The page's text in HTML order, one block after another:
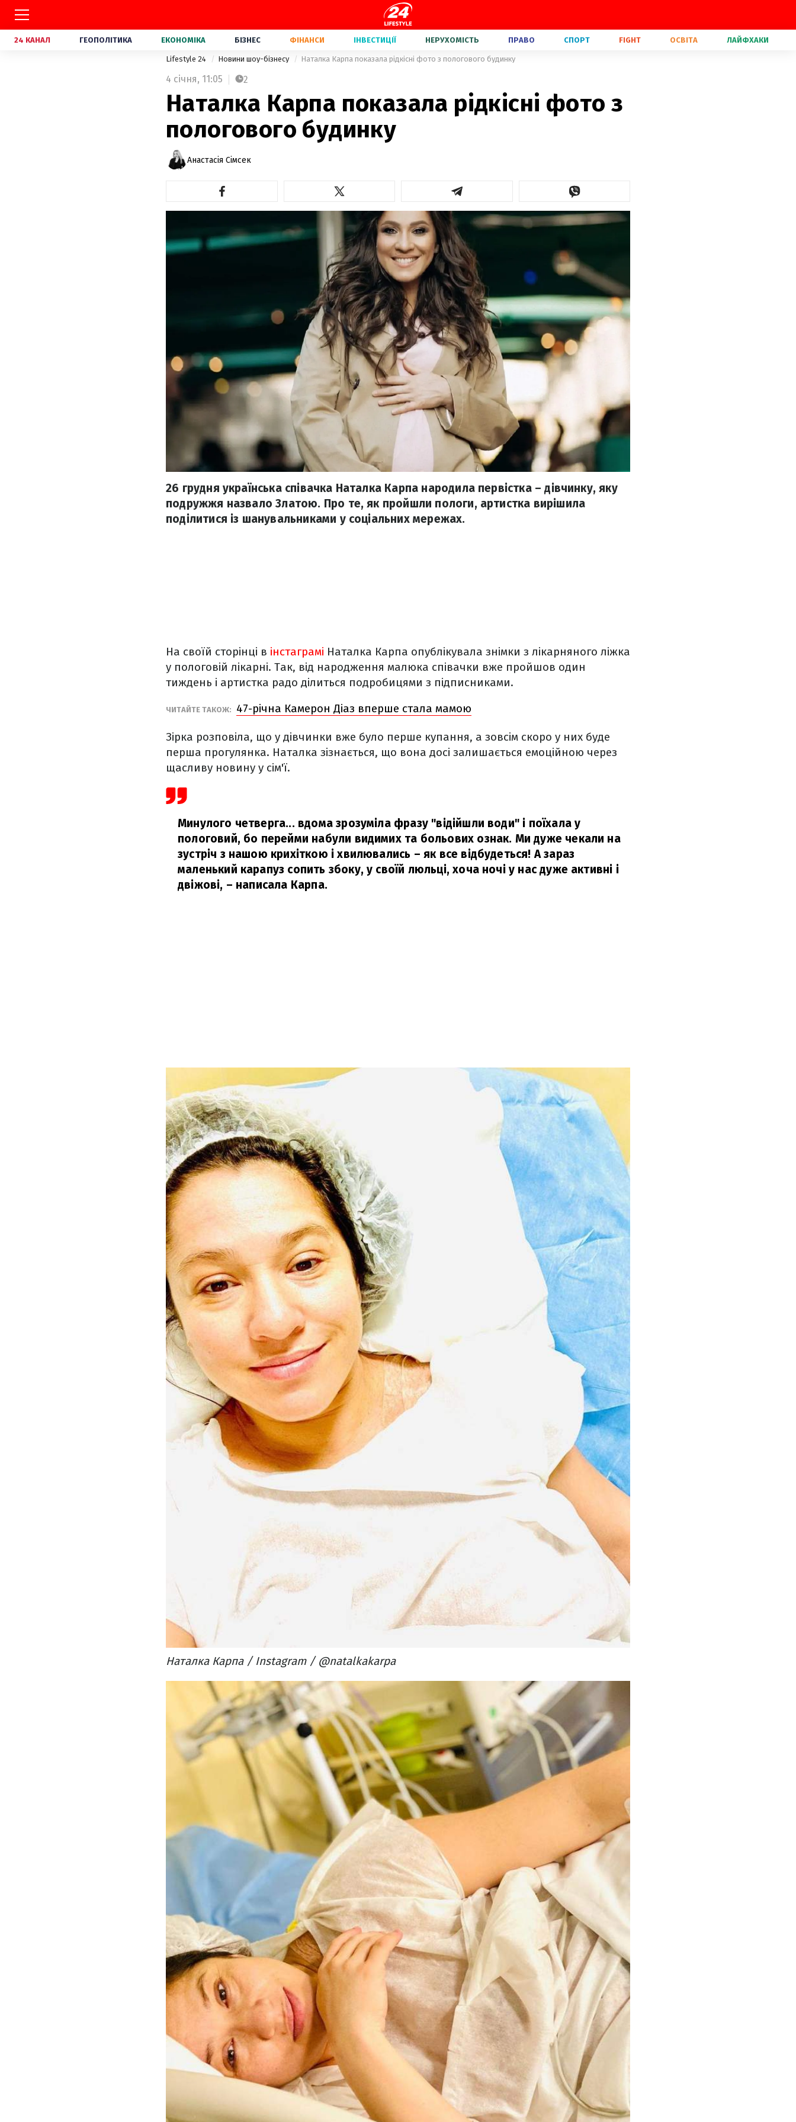
24 КАНАЛ ГЕОПОЛІТИКА ЕКОНОМІКА БІЗНЕС ФІНАНСИ ІНВЕСТИЦІЇ НЕРУХОМІСТЬ ПРАВО СПОРТ FIGHT ОСВІТА ЛАЙФХАКИ
Lifestyle 24 Новини шоу-бізнесу Наталка Карпа показала рідкісні фото з пологового будинку
4 січня, 11:05 2
Наталка Карпа показала рідкісні фото з
пологового будинку
Анастасія Сімсек
26 грудня українська співачка Наталка Карпа народила первістка – дівчинку, яку
подружжя назвало Златою. Про те, як пройшли пологи, артистка вирішила
поділитися із шанувальниками у соціальних мережах.
На своїй сторінці в інстаграмі Наталка Карпа опублікувала знімки з лікарняного ліжка
у пологовій лікарні. Так, від народження малюка співачки вже пройшов один
тиждень і артистка радо ділиться подробицями з підписниками.
ЧИТАЙТЕ ТАКОЖ: 47-річна Камерон Діаз вперше стала мамою
Зірка розповіла, що у дівчинки вже було перше купання, а зовсім скоро у них буде
перша прогулянка. Наталка зізнається, що вона досі залишається емоційною через
щасливу новину у сім'ї.
Минулого четверга... вдома зрозуміла фразу "відійшли води" і поїхала у
пологовий, бо перейми набули видимих та больових ознак. Ми дуже чекали на
зустріч з нашою крихіткою і хвилювались – як все відбудеться! А зараз
маленький карапуз сопить збоку, у своїй люльці, хоча ночі у нас дуже активні і
двіжові, – написала Карпа.
Наталка Карпа / Instagram / @natalkakarpa